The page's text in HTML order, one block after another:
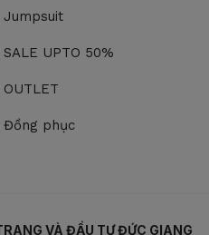
Jumpsuit
SALE UPTO 50%
OUTLET
Đồng phục
VÀ ĐẦU TƯ ĐỨC GIANG